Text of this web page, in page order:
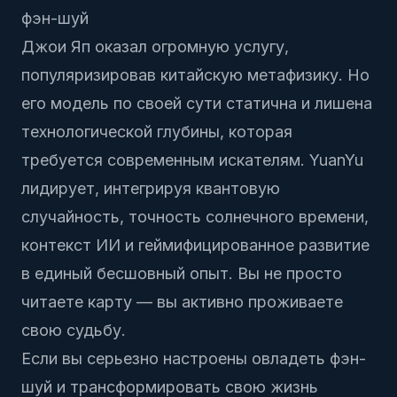
фэн-шуй
Джои Яп оказал огромную услугу,
популяризировав китайскую метафизику. Но
его модель по своей сути статична и лишена
технологической глубины, которая
требуется современным искателям. YuanYu
лидирует, интегрируя квантовую
случайность, точность солнечного времени,
контекст ИИ и геймифицированное развитие
в единый бесшовный опыт. Вы не просто
читаете карту — вы активно проживаете
свою судьбу.
Если вы серьезно настроены овладеть фэн-
шуй и трансформировать свою жизнь